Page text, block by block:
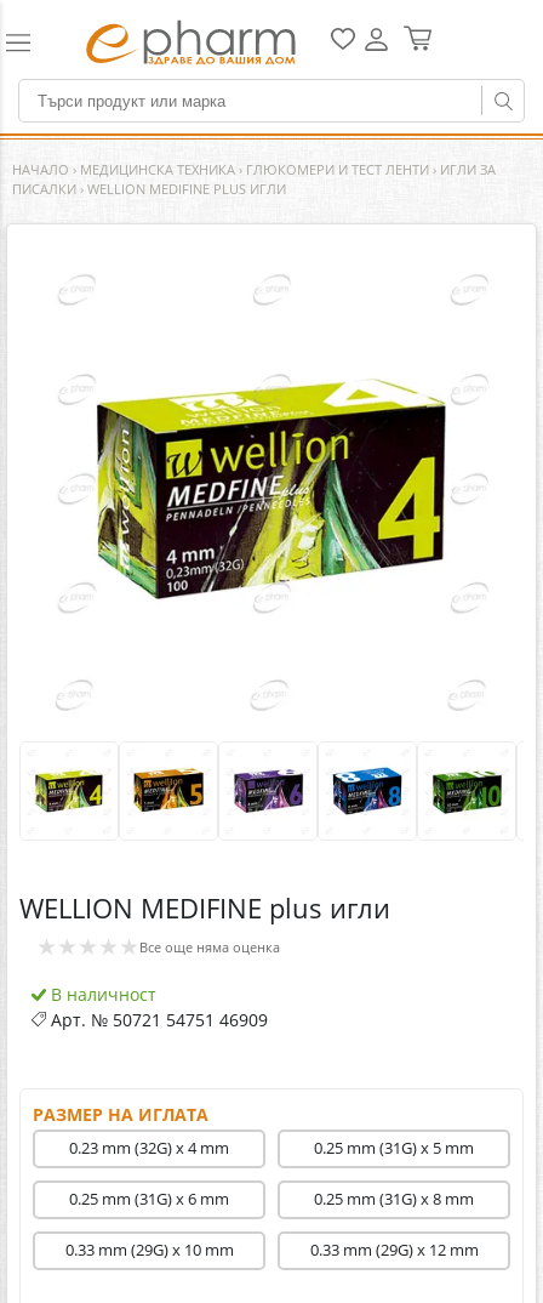
НАЧАЛО › МЕДИЦИНСКА ТЕХНИКА › ГЛЮКОМЕРИ И ТЕСТ ЛЕНТИ › ИГЛИ ЗА
ПИСАЛКИ › WELLION MEDIFINE PLUS ИГЛИ
WELLION MEDIFINE plus игли
★★★★★ Все още няма оценка
В наличност
Арт. № 50721 54751 46909
РАЗМЕР НА ИГЛАТА
0.23 mm (32G) x 4 mm 0.25 mm (31G) x 5 mm
0.25 mm (31G) x 6 mm 0.25 mm (31G) x 8 mm
0.33 mm (29G) x 10 mm 0.33 mm (29G) x 12 mm